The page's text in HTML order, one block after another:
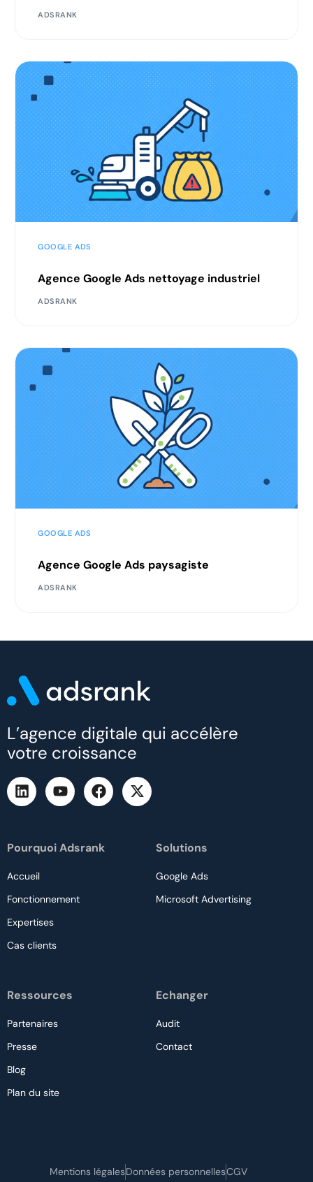
ADSRANK
GOOGLE ADS
Agence Google Ads nettoyage industriel
ADSRANK
GOOGLE ADS
Agence Google Ads paysagiste
ADSRANK
L’agence digitale qui accélère
votre croissance
Pourquoi Adsrank
Accueil
Fonctionnement
Expertises
Cas clients
Solutions
Google Ads
Microsoft Advertising
Ressources
Partenaires
Presse
Blog
Plan du site
Echanger
Audit
Contact
Mentions légalesDonnées personnellesCGV